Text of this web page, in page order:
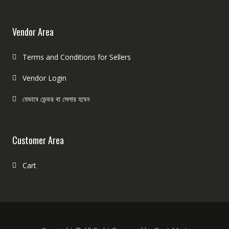
Vendor Area
Terms and Conditions for Sellers
Vendor Login
যেভাবে ভেন্ডর বা সেলার হবেন
Customer Area
Cart